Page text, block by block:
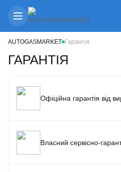
AUTOGASMARKET Гарантія
ГАРАНТІЯ
Офіційна гарантія від
Власний сервісно-